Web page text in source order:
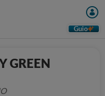
Guio
GREEN